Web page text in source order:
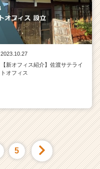
2023.10.27
【新オフィス紹介】佐渡サテライ
トオフィス
5